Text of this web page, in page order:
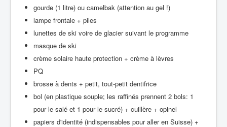
gourde (1 litre) ou camelbak (attention au gel !)
lampe frontale + piles
lunettes de ski voire de glacier suivant le programme
masque de ski
crème solaire haute protection + crème à lèvres
PQ
brosse à dents + petit, tout-petit dentifrice
bol (en plastique souple; les raffinés prennent 2 bols: 1
pour le salé et 1 pour le sucré) + cuillère + opinel
papiers d'identité (indispensables pour aller en Suisse) +